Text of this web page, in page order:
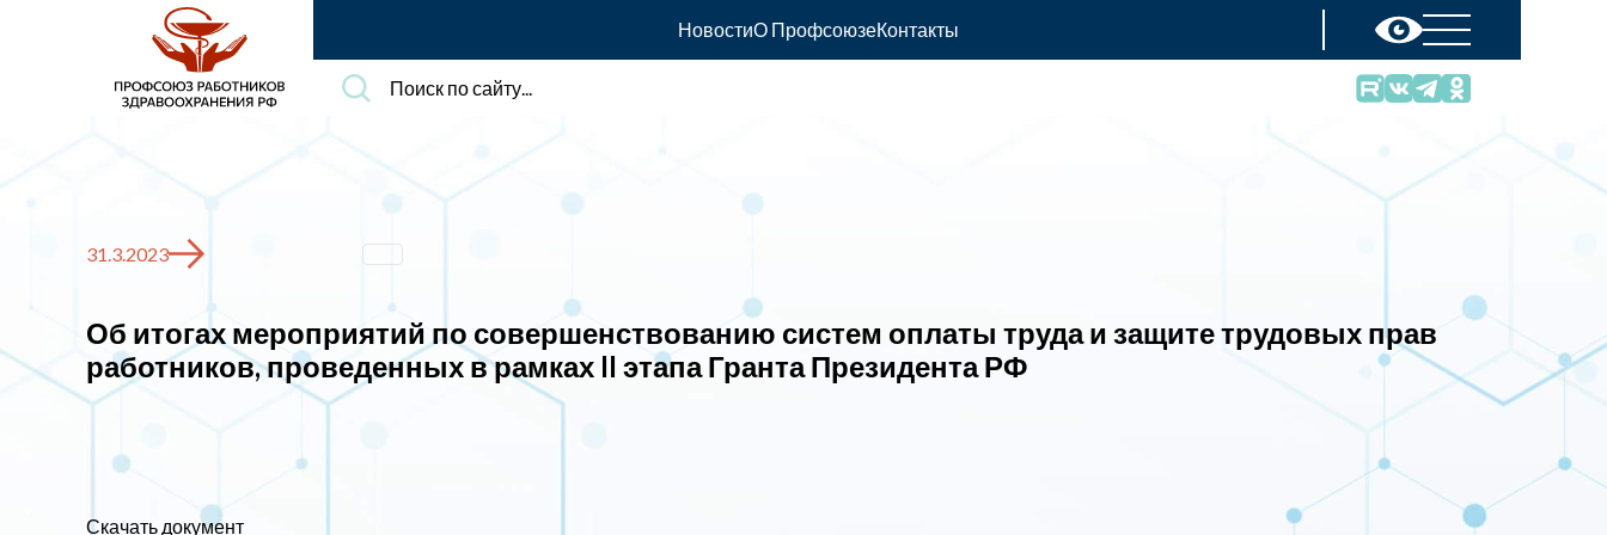
НовостиО ПрофсоюзеКонтакты
Поиск
по
31.3.2023
Об итогах мероприятий по совершенствованию систем оплаты труда и защите трудовых прав
работников, проведенных в рамках II этапа Гранта Президента РФ
Скачать документ